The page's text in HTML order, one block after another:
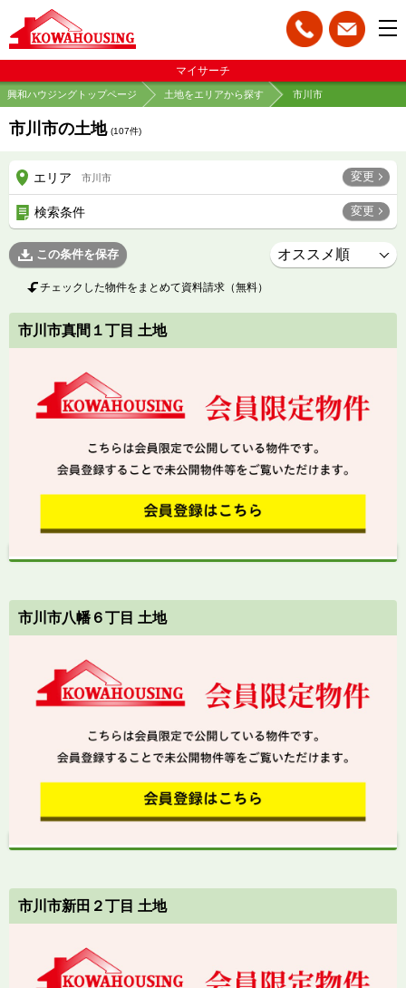
マイサーチ
興和ハウジングトップページ 土地をエリアから探す 市川市
市川市の土地 (107件)
エリア 市川市 変更
検索条件 変更
この条件を保存
チェックした物件をまとめて資料請求（無料）
市川市真間１丁目 土地
市川市八幡６丁目 土地
市川市新田２丁目 土地